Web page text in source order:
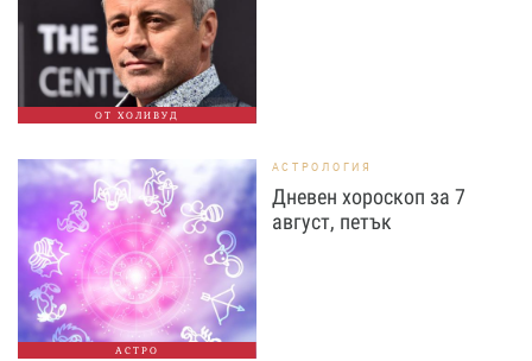
ОТ ХОЛИВУД
АСТРО
АСТРОЛОГИЯ
Дневен хороскоп за 7
август, петък